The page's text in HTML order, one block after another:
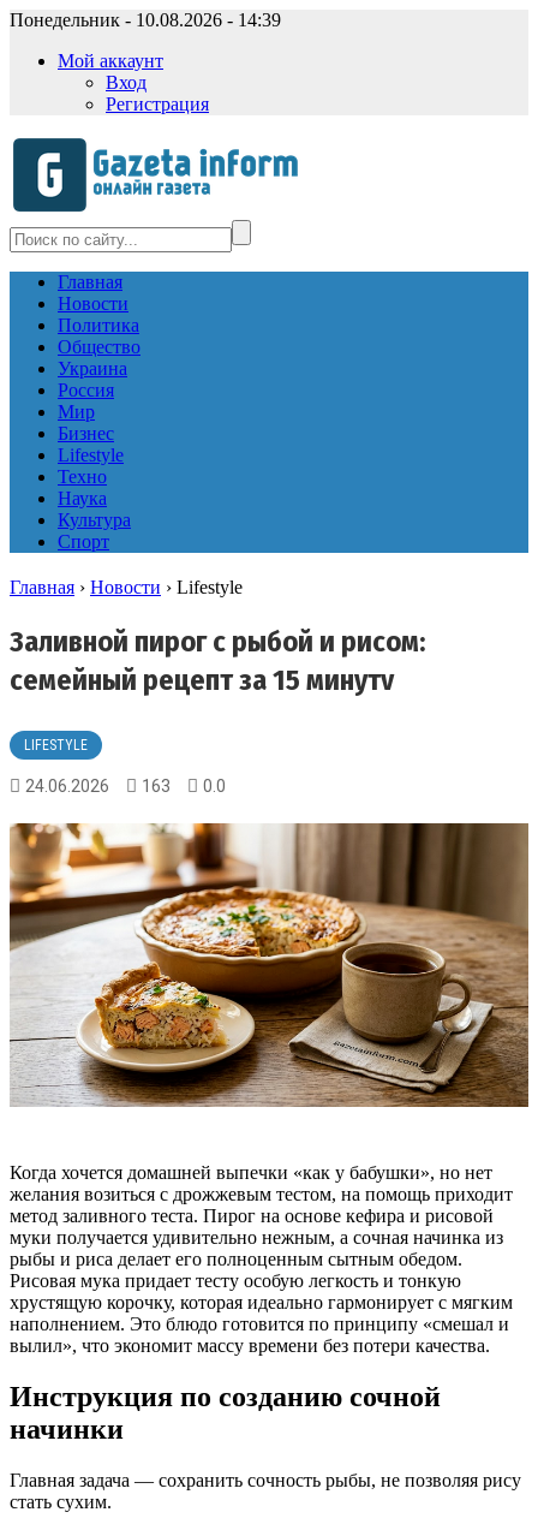
Понедельник - 10.08.2026 - 14:39
Мой аккаунт
Вход
Регистрация
Главная
Новости
Политика
Общество
Украина
Россия
Мир
Бизнес
Lifestyle
Техно
Наука
Культура
Спорт
Главная › Новости › Lifestyle
Заливной пирог с рыбой и рисом:
семейный рецепт за 15 минутv
LIFESTYLE
24.06.2026 163 0.0
Когда хочется домашней выпечки «как у бабушки», но нет
желания возиться с дрожжевым тестом, на помощь приходит
метод заливного теста. Пирог на основе кефира и рисовой
муки получается удивительно нежным, а сочная начинка из
рыбы и риса делает его полноценным сытным обедом.
Рисовая мука придает тесту особую легкость и тонкую
хрустящую корочку, которая идеально гармонирует с мягким
наполнением. Это блюдо готовится по принципу «смешал и
вылил», что экономит массу времени без потери качества.
Инструкция по созданию сочной
начинки
Главная задача — сохранить сочность рыбы, не позволяя рису
стать сухим.